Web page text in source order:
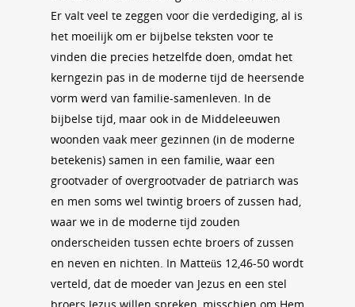
Er valt veel te zeggen voor die verdediging, al is
het moeilijk om er bijbelse teksten voor te
vinden die precies hetzelfde doen, omdat het
kerngezin pas in de moderne tijd de heersende
vorm werd van familie-samenleven. In de
bijbelse tijd, maar ook in de Middeleeuwen
woonden vaak meer gezinnen (in de moderne
betekenis) samen in een familie, waar een
grootvader of overgrootvader de patriarch was
en men soms wel twintig broers of zussen had,
waar we in de moderne tijd zouden
onderscheiden tussen echte broers of zussen
en neven en nichten. In Matteüs 12,46-50 wordt
verteld, dat de moeder van Jezus en een stel